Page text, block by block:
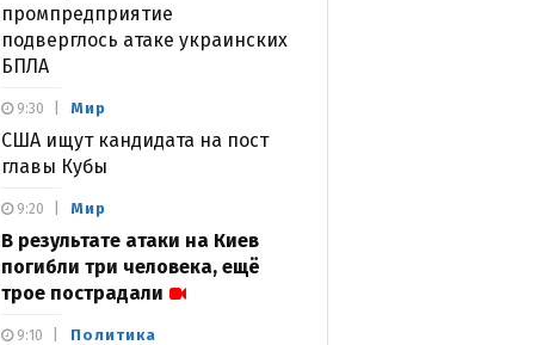
промпредприятие
подверглось атаке украинских
БПЛА
Мир
США ищут кандидата на пост
главы Кубы
9:30
Мир
В результате атаки на Киев
погибли три человека, ещё
трое пострадали
9:20
Политика
9:10